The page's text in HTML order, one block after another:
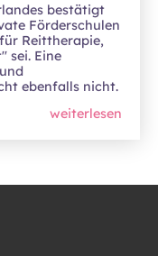
bestätigt
Förderschulen
Reittherapie,
sei. Eine
ebenfalls nicht.
weiterlesen